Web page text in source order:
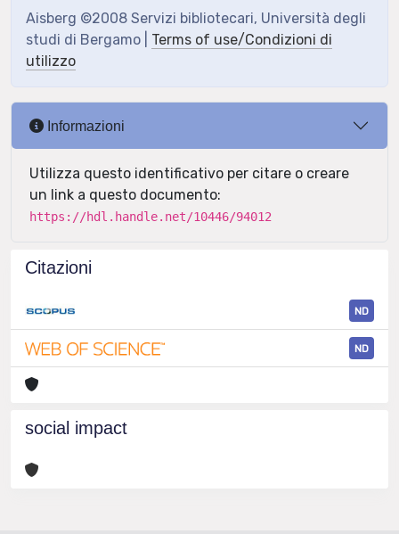
Aisberg ©2008 Servizi bibliotecari, Università degli
studi di Bergamo | Terms of use/Condizioni di
utilizzo
Informazioni
Utilizza questo identificativo per citare o creare
un link a questo documento:
https://hdl.handle.net/10446/94012
Citazioni
ND
ND
social impact